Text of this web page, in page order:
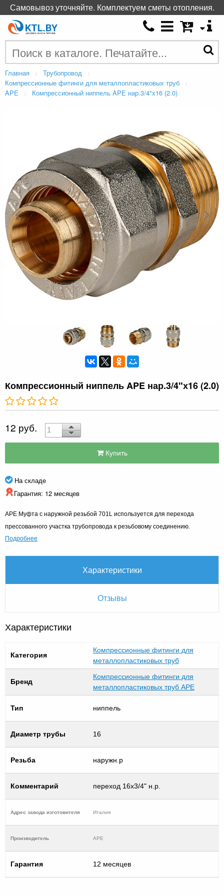
Главная
Трубопровод
Компрессионные фитинги для металлопластиковых труб
APE
Компрессионный ниппель APE нар.3/4"х16 (2.0)
Компрессионный ниппель APE нар.3/4"х16 (2.0)
12 руб.
Купить
На складе
Гарантия: 12 месяцев
APE Муфта с наружной резьбой 701L используется для перехода
прессованного участка трубопровода к резьбовому соединению.
Подробнее
Характеристики
Отзывы
Характеристики
Категория
Компрессионные фитинги для
металлопластиковых труб
Бренд
Компрессионные фитинги для
металлопластиковых труб APE
Тип ниппель
Диаметр трубы 16
Резьба наружн.р
Комментарий переход 16х3/4" н.р.
Адрес завода изготовителя Италия
Производитель APE
Гарантия 12 месяцев
Самовывоз уточняйте. Комплектуем сметы отопления.